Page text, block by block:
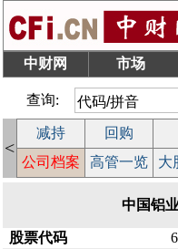
中财网 市场
查询:
<
减持 回购
公司档案 高管一览 大
中国铝
股票代码